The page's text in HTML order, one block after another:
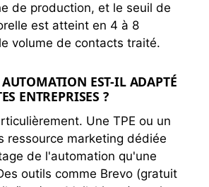
de production, et le seuil de
est atteint en 4 à 8
volume de contacts traité.
EST-IL ADAPTÉ
ENTREPRISES ?
Une TPE ou un
ressource marketing dédiée
de l'automation qu'une
outils comme Brevo (gratuit